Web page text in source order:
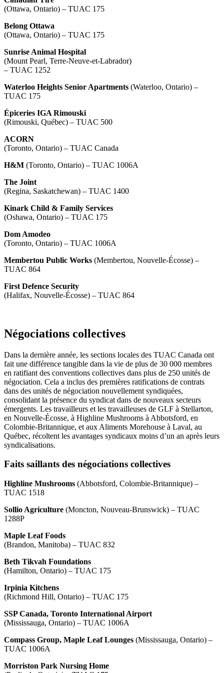
(Ottawa, Ontario) – TUAC 175
Belong Ottawa
(Ottawa, Ontario) – TUAC 175
Sunrise Animal Hospital
(Mount Pearl, Terre-Neuve-et-Labrador)
– TUAC 1252
Waterloo Heights Senior Apartments (Waterloo, Ontario) –
TUAC 175
Épiceries IGA Rimouski
(Rimouski, Québec) – TUAC 500
ACORN
(Toronto, Ontario) – TUAC Canada
H&M (Toronto, Ontario) – TUAC 1006A
The Joint
(Regina, Saskatchewan) – TUAC 1400
Kinark Child & Family Services
(Oshawa, Ontario) – TUAC 175
Dom Amodeo
(Toronto, Ontario) – TUAC 1006A
Membertou Public Works (Membertou, Nouvelle-Écosse) –
TUAC 864
First Defence Security
(Halifax, Nouvelle-Écosse) – TUAC 864
Négociations collectives
Dans la dernière année, les sections locales des TUAC Canada ont
fait une différence tangible dans la vie de plus de 30 000 membres
en ratifiant des conventions collectives dans plus de 250 unités de
négociation. Cela a inclus des premières ratifications de contrats
dans des unités de négociation nouvellement syndiquées,
consolidant la présence du syndicat dans de nouveaux secteurs
émergents. Les travailleurs et les travailleuses de GLF à Stellarton,
en Nouvelle-Écosse, à Highline Mushrooms à Abbotsford, en
Colombie-Britannique, et aux Aliments Morehouse à Laval, au
Québec, récoltent les avantages syndicaux moins d’un an après leurs
syndicalisations.
Faits saillants des négociations collectives
Highline Mushrooms (Abbotsford, Colombie-Britannique) –
TUAC 1518
Sollio Agriculture (Moncton, Nouveau-Brunswick) – TUAC
1288P
Maple Leaf Foods
(Brandon, Manitoba) – TUAC 832
Beth Tikvah Foundations
(Hamilton, Ontario) – TUAC 175
Irpinia Kitchens
(Richmond Hill, Ontario) – TUAC 175
SSP Canada, Toronto International Airport
(Mississauga, Ontario) – TUAC 1006A
Compass Group, Maple Leaf Lounges (Mississauga, Ontario) –
TUAC 1006A
Morriston Park Nursing Home